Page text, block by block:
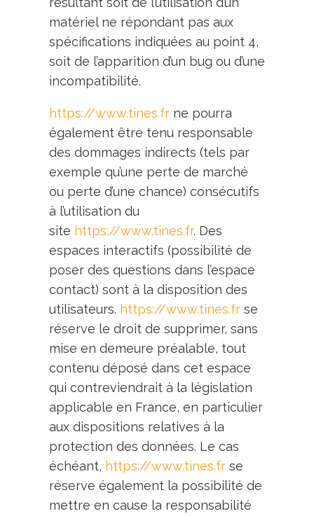
matériel ne répondant pas aux
spécifications indiquées au point 4,
soit de l’apparition d’un bug ou d’une
incompatibilité.
https://www.tines.fr ne pourra
également être tenu responsable
des dommages indirects (tels par
exemple qu’une perte de marché
ou perte d’une chance) consécutifs
à l’utilisation du
site https://www.tines.fr. Des
espaces interactifs (possibilité de
poser des questions dans l’espace
contact) sont à la disposition des
utilisateurs. https://www.tines.fr se
réserve le droit de supprimer, sans
mise en demeure préalable, tout
contenu déposé dans cet espace
qui contreviendrait à la législation
applicable en France, en particulier
aux dispositions relatives à la
protection des données. Le cas
échéant, https://www.tines.fr se
réserve également la possibilité de
mettre en cause la responsabilité